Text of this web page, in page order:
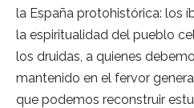
la España protohistórica: los
la espiritualidad del pueblo
los druidas, a quienes
mantenido en el fervor
que podemos reconstruir